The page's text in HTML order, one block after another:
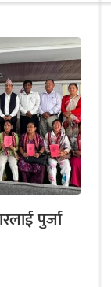
पुर्जा